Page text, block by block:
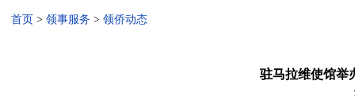
首页 > 领事服务 > 领侨动态
驻马拉维使馆举